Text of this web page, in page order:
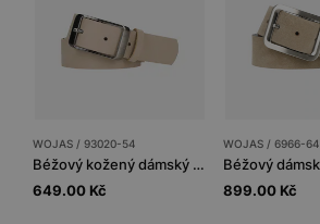
WOJAS / 93020-54
Béžový kožený dámský pásek
649.00 Kč
WOJAS / 6966-64
899.00 Kč